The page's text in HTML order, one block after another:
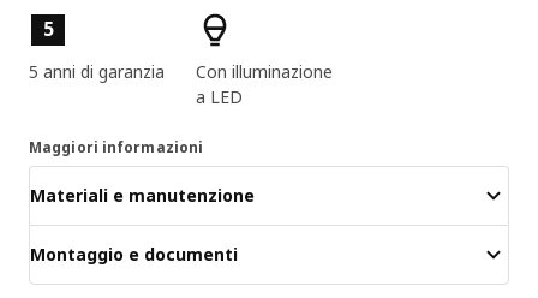
Caratteristiche del prodotto
5
5 anni di garanzia
Con illuminazione
a LED
Maggiori informazioni
Materiali e manutenzione
Montaggio e documenti